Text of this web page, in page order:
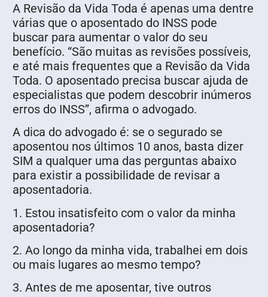
A Revisão da Vida Toda é apenas uma dentre
várias que o aposentado do INSS pode
buscar para aumentar o valor do seu
benefício. “São muitas as revisões possíveis,
e até mais frequentes que a Revisão da Vida
Toda. O aposentado precisa buscar ajuda de
especialistas que podem descobrir inúmeros
erros do INSS”, afirma o advogado.
A dica do advogado é: se o segurado se
aposentou nos últimos 10 anos, basta dizer
SIM a qualquer uma das perguntas abaixo
para existir a possibilidade de revisar a
aposentadoria.
1. Estou insatisfeito com o valor da minha
aposentadoria?
2. Ao longo da minha vida, trabalhei em dois
ou mais lugares ao mesmo tempo?
3. Antes de me aposentar, tive outros